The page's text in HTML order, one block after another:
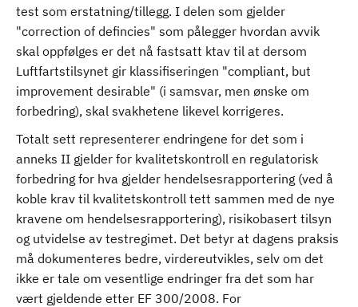
test som erstatning/tillegg. I delen som gjelder
"correction of defincies" som pålegger hvordan avvik
skal oppfølges er det nå fastsatt ktav til at dersom
Luftfartstilsynet gir klassifiseringen "compliant, but
improvement desirable" (i samsvar, men ønske om
forbedring), skal svakhetene likevel korrigeres.
Totalt sett representerer endringene for det som i
anneks II gjelder for kvalitetskontroll en regulatorisk
forbedring for hva gjelder hendelsesrapportering (ved å
koble krav til kvalitetskontroll tett sammen med de nye
kravene om hendelsesrapportering), risikobasert tilsyn
og utvidelse av testregimet. Det betyr at dagens praksis
må dokumenteres bedre, virdereutvikles, selv om det
ikke er tale om vesentlige endringer fra det som har
vært gjeldende etter EF 300/2008. For